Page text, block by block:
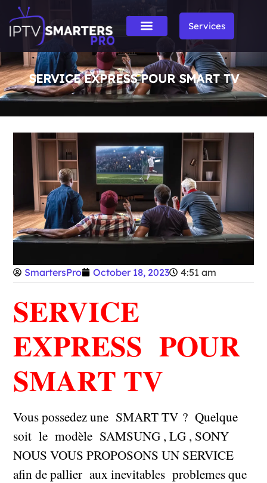
Services
SERVICE EXPRESS POUR SMART TV
SmartersPro October 18, 2023 4:51 am
SERVICE
EXPRESS POUR
SMART TV
Vous possedez une SMART TV ? Quelque
soit le modèle SAMSUNG , LG , SONY
NOUS VOUS PROPOSONS UN SERVICE
afin de pallier aux inevitables problemes que